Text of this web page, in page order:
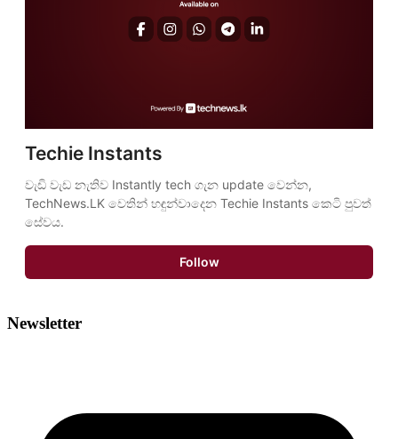
Techie Instants
වැඩි වැඩ නැතිව Instantly tech ගැන update වෙන්න,
TechNews.LK වෙතින් හඳුන්වාදෙන Techie Instants කෙටි පුවත්
සේවය.
Follow
Newsletter